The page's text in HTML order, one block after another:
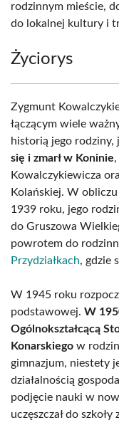
rodzinnym mieście,
do lokalnej kultury i
Życiorys
Zygmunt
łączącym wiele
historią jego rodziny,
się i zmarł w Koninie
Kowalczykiewicza
Kolańskiej. W
1939 roku, jego
do Gruszowa
powrotem do
Przydziałkach, gdzie
W 1945 roku
podstawowej. W
Ogólnokształcącą
Konarskiego w
gimnazjum, niestety
działalnością
podjęcie nauki w
uczęszczał do